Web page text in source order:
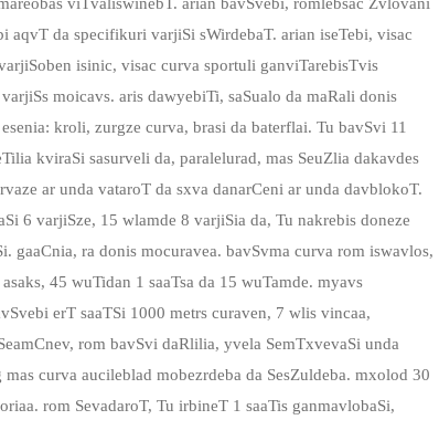
aqvT da specifikuri varjiSi sWirdebaT. arian iseTebi, visac
isinic, visac curva sportuli ganviTarebisTvis
moicavs. aris dawyebiTi, saSualo da maRali donis
kroli, zurgze curva, brasi da baterflai. Tu bavSvi 11
kviraSi sasurveli da, paralelurad, mas SeuZlia dakavdes
ar unda vataroT da sxva danarCeni ar unda davblokoT.
6 varjiSze, 15 wlamde 8 varjiSia da, Tu nakrebis doneze
gaaCnia, ra donis mocuravea. bavSvma curva rom iswavlos,
45 wuTidan 1 saaTsa da 15 wuTamde. myavs
erT saaTSi 1000 metrs curaven, 7 wlis vincaa,
rom bavSvi daRlilia, yvela SemTxvevaSi unda
curva aucileblad mobezrdeba da SesZuldeba. mxolod 30
rom SevadaroT, Tu irbineT 1 saaTis ganmavlobaSi,